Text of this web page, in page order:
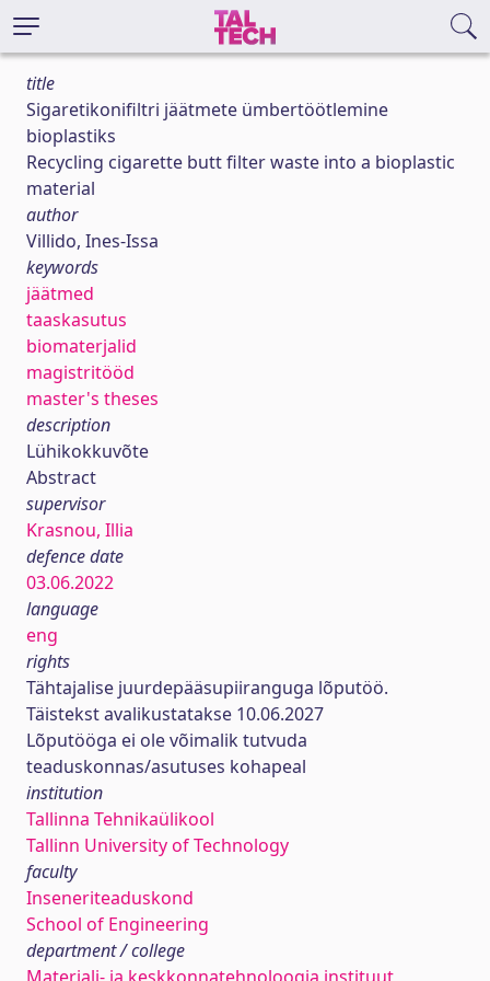
title
Sigaretikonifiltri jäätmete ümbertöötlemine
bioplastiks
Recycling cigarette butt filter waste into a bioplastic
material
author
Villido, Ines-Issa
keywords
jäätmed
taaskasutus
biomaterjalid
magistritööd
master's theses
description
Lühikokkuvõte
Abstract
supervisor
Krasnou, Illia
defence date
03.06.2022
language
eng
rights
Tähtajalise juurdepääsupiiranguga lõputöö.
Täistekst avalikustatakse 10.06.2027
Lõputööga ei ole võimalik tutvuda
teaduskonnas/asutuses kohapeal
institution
Tallinna Tehnikaülikool
Tallinn University of Technology
faculty
Inseneriteaduskond
School of Engineering
department / college